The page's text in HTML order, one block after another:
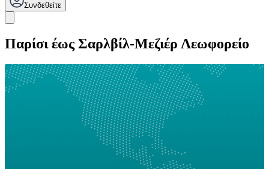
Συνδεθείτε
Παρίσι έως Σαρλβίλ-Μεζιέρ Λεωφορείο